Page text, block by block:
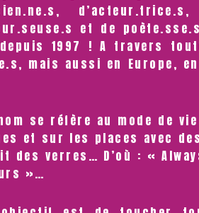
et de
1997 ! A travers
mais aussi en Europe,
se réfère au mode de
et sur les places avec
des verres… D’où : «
»…